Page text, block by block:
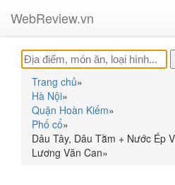
WebReview.vn
Trang chủ»
Hà Nội»
Quận Hoàn Kiếm»
Phố cổ»
Dâu Tây, Dâu Tằm + Nước Ép
Lương Văn Can»